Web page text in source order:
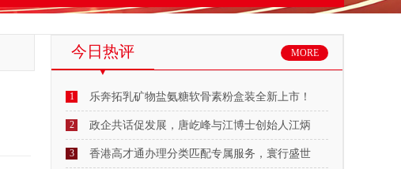
今日热评 MORE
1 乐奔拓乳矿物盐氨糖软骨素粉盒装全新上市！
2 政企共话促发展，唐屹峰与江博士创始人江炳
3 香港高才通办理分类匹配专属服务，寰行盛世